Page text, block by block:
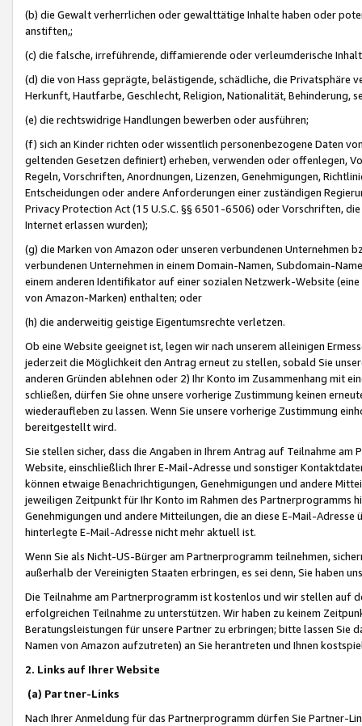
(b) die Gewalt verherrlichen oder gewalttätige Inhalte haben oder
anstiften,;
(c) die falsche, irreführende, diffamierende oder verleumderische
(d) die von Hass geprägte, belästigende, schädliche, die Privatsphäre
Herkunft, Hautfarbe, Geschlecht, Religion, Nationalität, Behinderung,
(e) die rechtswidrige Handlungen bewerben oder ausführen;
(f) sich an Kinder richten oder wissentlich personenbezogene Daten
geltenden Gesetzen definiert) erheben, verwenden oder offenlegen,
Regeln, Vorschriften, Anordnungen, Lizenzen, Genehmigungen,
Entscheidungen oder andere Anforderungen einer zuständigen
Privacy Protection Act (15 U.S.C. §§ 6501-6506) oder Vorschriften,
Internet erlassen wurden);
(g) die Marken von Amazon oder unseren verbundenen Unternehmen
verbundenen Unternehmen in einem Domain-Namen, Subdomain-
einem anderen Identifikator auf einer sozialen Netzwerk-Website
von Amazon-Marken) enthalten; oder
(h) die anderweitig geistige Eigentumsrechte verletzen.
Ob eine Website geeignet ist, legen wir nach unserem alleinigen
jederzeit die Möglichkeit den Antrag erneut zu stellen, sobald Sie
anderen Gründen ablehnen oder 2) Ihr Konto im Zusammenhang mit
schließen, dürfen Sie ohne unsere vorherige Zustimmung keinen
wiederaufleben zu lassen. Wenn Sie unsere vorherige Zustimmung
bereitgestellt wird.
Sie stellen sicher, dass die Angaben in Ihrem Antrag auf Teilnahme
Website, einschließlich Ihrer E-Mail-Adresse und sonstiger
können etwaige Benachrichtigungen, Genehmigungen und andere
jeweiligen Zeitpunkt für Ihr Konto im Rahmen des Partnerprogramms
Genehmigungen und andere Mitteilungen, die an diese E-Mail-
hinterlegte E-Mail-Adresse nicht mehr aktuell ist.
Wenn Sie als Nicht-US-Bürger am Partnerprogramm teilnehmen,
außerhalb der Vereinigten Staaten erbringen, es sei denn, Sie haben
Die Teilnahme am Partnerprogramm ist kostenlos und wir stellen auf
erfolgreichen Teilnahme zu unterstützen. Wir haben zu keinem
Beratungsleistungen für unsere Partner zu erbringen; bitte lassen Sie
Namen von Amazon aufzutreten) an Sie herantreten und Ihnen
2. Links auf Ihrer Website
(a) Partner-Links
Nach Ihrer Anmeldung für das Partnerprogramm dürfen Sie Partner-